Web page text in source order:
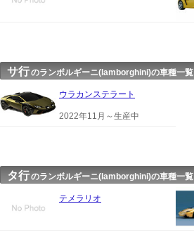
サ行のランボルギーニ(lamborghini)の車種一覧
ウラカンステラート
2022年11月～生産中
タ行のランボルギーニ(lamborghini)の車種一覧
テメラリオ